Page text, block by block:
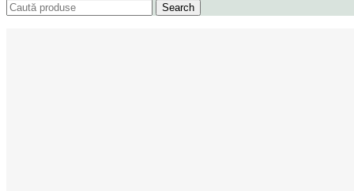
Search